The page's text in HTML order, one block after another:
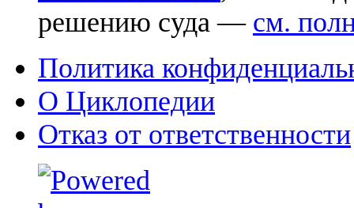
решению суда — см.
Политика
О Циклопедии
Отказ от ответственности